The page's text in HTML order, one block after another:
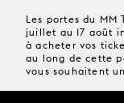
Les portes du MM
juillet au 17 août
à acheter vos
au long de cette
vous souhaitent